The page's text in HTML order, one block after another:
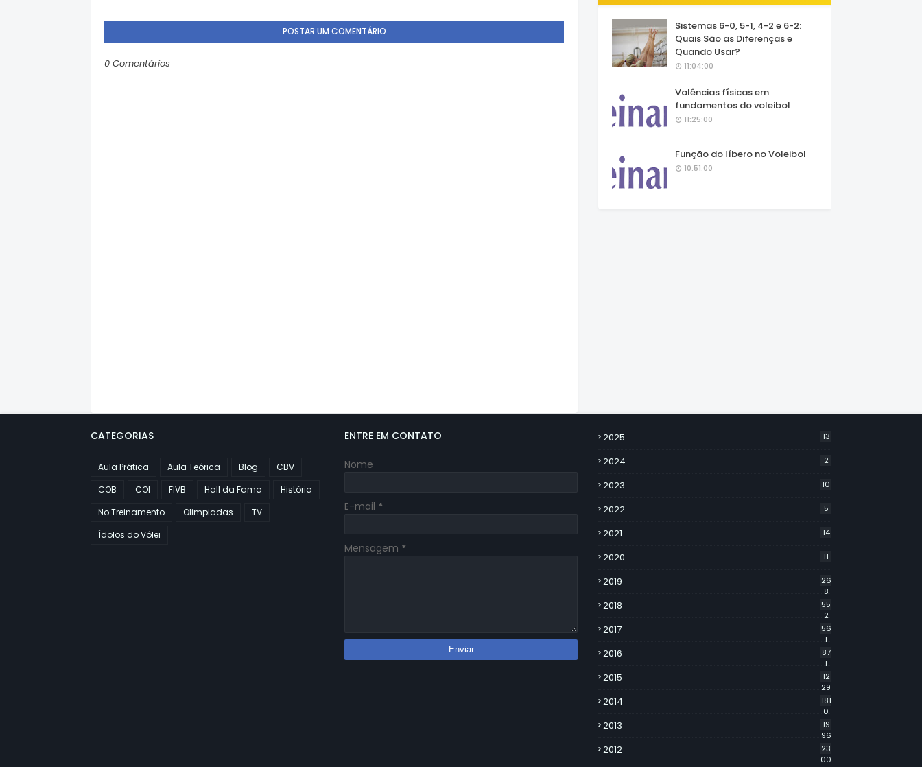
POSTAR UM COMENTÁRIO
0 Comentários
Sistemas 6-0, 5-1, 4-2 e 6-2:
Quais São as Diferenças e
Quando Usar?
11:04:00
Valências físicas em
fundamentos do voleibol
11:25:00
Função do líbero no Voleibol
10:51:00
CATEGORIAS
Aula Prática Aula Teórica Blog
CBV
COB
COI FIVB Hall da Fama
História
No Treinamento
Olimpiadas
TV
Ídolos do Vôlei
ENTRE EM CONTATO
Nome
E-mail *
Mensagem *
2025 13
2024 2
2023 10
2022 5
2021 14
2020 11
2019
26
8
2018
55
2
2017
56
1
2016
87
1
2015
12
29
2014
181
0
2013
19
96
2012
23
00